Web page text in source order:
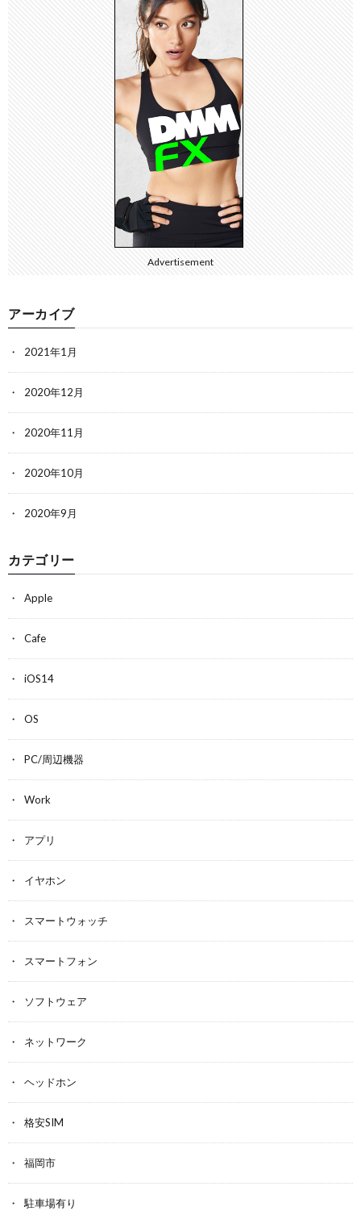
Advertisement
アーカイブ
2021年1月
2020年12月
2020年11月
2020年10月
2020年9月
カテゴリー
Apple
Cafe
iOS14
OS
PC/周辺機器
Work
アプリ
イヤホン
スマートウォッチ
スマートフォン
ソフトウェア
ネットワーク
ヘッドホン
格安SIM
福岡市
駐車場有り